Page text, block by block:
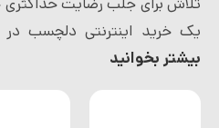
یک خرید اینترنتی دلچسب
بیشتر بخوانید